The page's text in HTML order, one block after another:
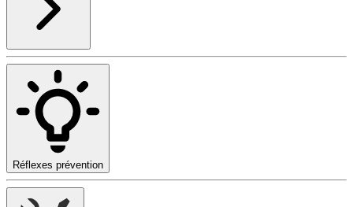
Réflexes prévention